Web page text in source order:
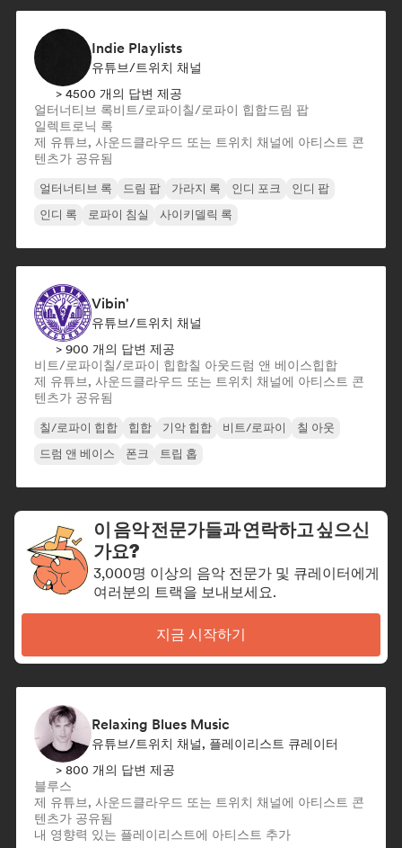
Indie Playlists
유튜브/트위치 채널
> 4500 개의 답변 제공
얼터너티브 록비트/로파이칠/로파이 힙합드림 팝
일렉트로닉 록
제 유튜브, 사운드클라우드 또는 트위치 채널에 아티스트 콘
텐츠가 공유됨
얼터너티브 록 드림 팝 가라지 록 인디 포크
인디 팝
인디 록
로파이 침실 사이키델릭 록
Vibin'
유튜브/트위치 채널
> 900 개의 답변 제공
비트/로파이칠/로파이 힙합칠 아웃드럼 앤 베이스힙합
제 유튜브, 사운드클라우드 또는 트위치 채널에 아티스트 콘
텐츠가 공유됨
칠/로파이 힙합 힙합 기악 힙합 비트/로파이
칠 아웃
드럼 앤 베이스
폰크 트립 홉
이 음악 전문가들과 연락하고 싶으신
가요?
3,000명 이상의 음악 전문가 및 큐레이터에게
여러분의 트랙을 보내보세요.
지금 시작하기
Relaxing Blues Music
유튜브/트위치 채널, 플레이리스트 큐레이터
> 800 개의 답변 제공
블루스
제 유튜브, 사운드클라우드 또는 트위치 채널에 아티스트 콘
텐츠가 공유됨
내 영향력 있는 플레이리스트에 아티스트 추가